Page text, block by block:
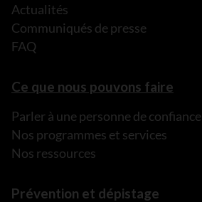
Actualités
Communiqués de presse
FAQ
Ce que nous pouvons faire
Parler à une personne de confiance
Nos programmes et services
Nos ressources
Prévention et dépistage